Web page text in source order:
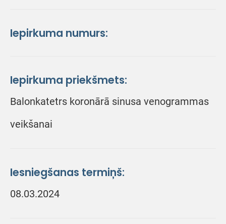
Iepirkuma numurs:
Iepirkuma priekšmets:
Balonkatetrs koronārā sinusa venogrammas
veikšanai
Iesniegšanas termiņš:
08.03.2024